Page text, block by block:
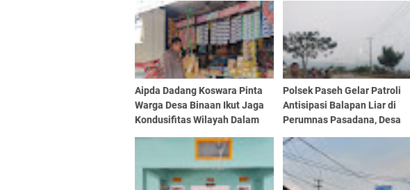
Aipda Dadang Koswara Pinta
Warga Desa Binaan Ikut Jaga
Kondusifitas Wilayah Dalam
Setiap Sambang
Polsek Paseh Gelar Patroli
Antisipasi Balapan Liar di
Perumnas Pasadana, Desa
Cipedes, Kecamatan Paseh